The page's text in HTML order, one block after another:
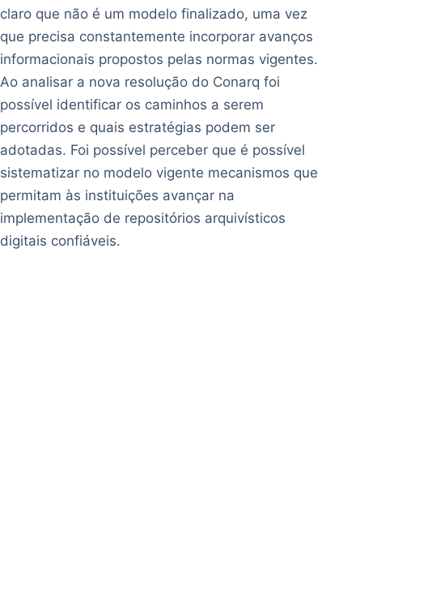
claro que não é um modelo finalizado, uma vez
que precisa constantemente incorporar avanços
informacionais propostos pelas normas vigentes.
Ao analisar a nova resolução do Conarq foi
possível identificar os caminhos a serem
percorridos e quais estratégias podem ser
adotadas. Foi possível perceber que é possível
sistematizar no modelo vigente mecanismos que
permitam às instituições avançar na
implementação de repositórios arquivísticos
digitais confiáveis.